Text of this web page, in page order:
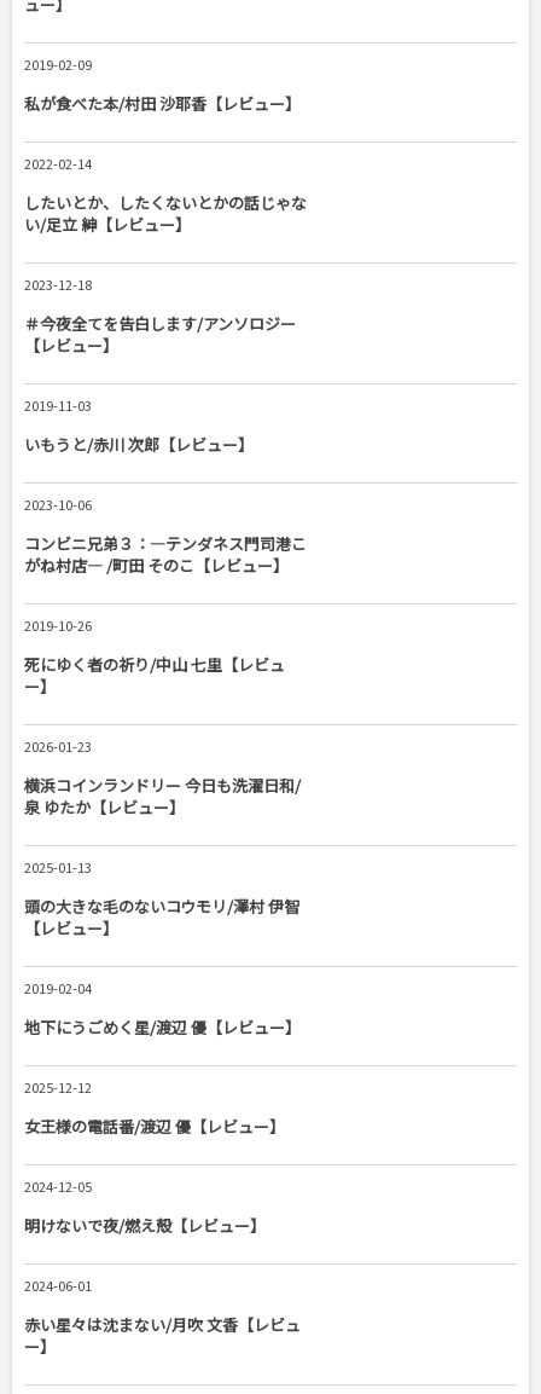
2019-02-09
私が食べた本/村田 沙耶香【レビュー】
2022-02-14
したいとか、したくないとかの話じゃな
い/足立 紳【レビュー】
2023-12-18
＃今夜全てを告白します/アンソロジー
【レビュー】
2019-11-03
いもうと/赤川 次郎【レビュー】
2023-10-06
コンビニ兄弟３：―テンダネス門司港こ
がね村店― /町田 そのこ【レビュー】
2019-10-26
死にゆく者の祈り/中山 七里【レビュ
ー】
2026-01-23
横浜コインランドリー 今日も洗濯日和/
泉 ゆたか【レビュー】
2025-01-13
頭の大きな毛のないコウモリ/澤村 伊智
【レビュー】
2019-02-04
地下にうごめく星/渡辺 優【レビュー】
2025-12-12
女王様の電話番/渡辺 優【レビュー】
2024-12-05
明けないで夜/燃え殻【レビュー】
2024-06-01
赤い星々は沈まない/月吹 文香【レビュ
ー】